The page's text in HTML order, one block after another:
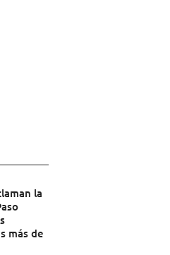
la
más de